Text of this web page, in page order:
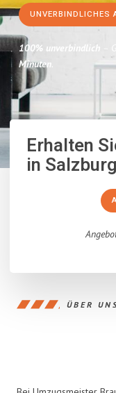
UNVERBINDLICHES
100% unverbindlich –
Minuten.
Erhalten
in
ÜBER